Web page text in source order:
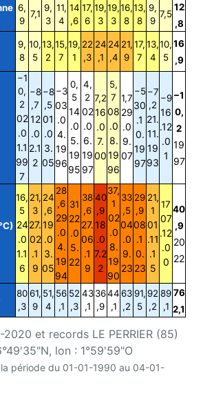
et records LE PERRIER (85)
lon : 1°59'59"O
période du 01-01-1990 au 04-01-
6,
9
7,1
9,
3
11,
4
14
,6
17,
6
19,
3
19,
3
16,
8
13,
8
9,
9
7,5
12
,8
9,
8
10,
5
13,
2
15,
7
19,
1
22
,3
24
,1
24
,4
21,
9
17,
7
13,
4
10,
5
16
,9
−1
0,
2
02
.0
1.1
99
7
−8
,7
12
.0
2.1
2
−8
,5
01
.0
3.
05
−3
03
.0
4.
19
96
0,
5
14
.0
5.
19
95
4,
2
02
.0
6.
19
97
7,2
16
.0
7.
00
5,
7
08
.0
8.
19
96
1,7
29
.0
9.
07
−5
30
.1
0.
19
97
−7
,2
21.
11.
19
93
−9
16
.12
.0
1
−1
0,
2
19
97
16,
5
24
.0
1.1
6
21,
3
27.
02
.1
9
24
,6
19
.0
3.
05
28
,6
29
.0
4.
19
94
31
22
.0
5.
22
38
,6
27.
06
.1
9
40
,9
18
.0
7.2
2
37,
1
02
.0
8.
19
90
33
,5
04
.0
9.
23
29
,9
08
.1
0.
23
21,
1
01
.11
.1
5
17
07
.12
.0
0
40
,9
20
22
80
,3
61,
9
51,
4
56
,1
52
,3
43
,1
36
,9
44
,1
63
,2
91,
5
92
,2
89
,1
76
2,1